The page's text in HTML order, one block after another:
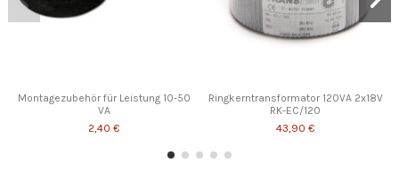
Montagezubehör für Leistung 10-50
VA
2,40 €
Ringkerntransformator 120VA 2x18V
RK-EC/120
43,90 €